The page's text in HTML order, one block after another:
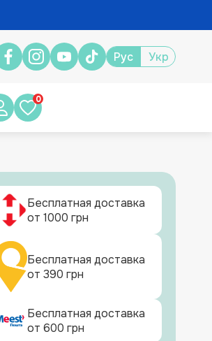
Рус Укр
0
Бесплатная доставка
от 1000 грн
Бесплатная доставка
от 390 грн
Бесплатная доставка
от 600 грн